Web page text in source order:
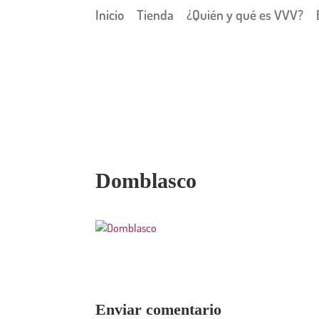
Inicio Tienda ¿Quién y qué es VVV?
Domblasco
Enviar comentario